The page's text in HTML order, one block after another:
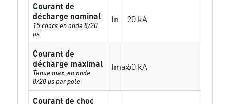
Courant de
décharge nominal
15 chocs en onde 8/20
µs
In 20 kA
Courant de
décharge maximal
Tenue max. en onde
8/20 µs par pole
Imax50 kA
Courant de choc